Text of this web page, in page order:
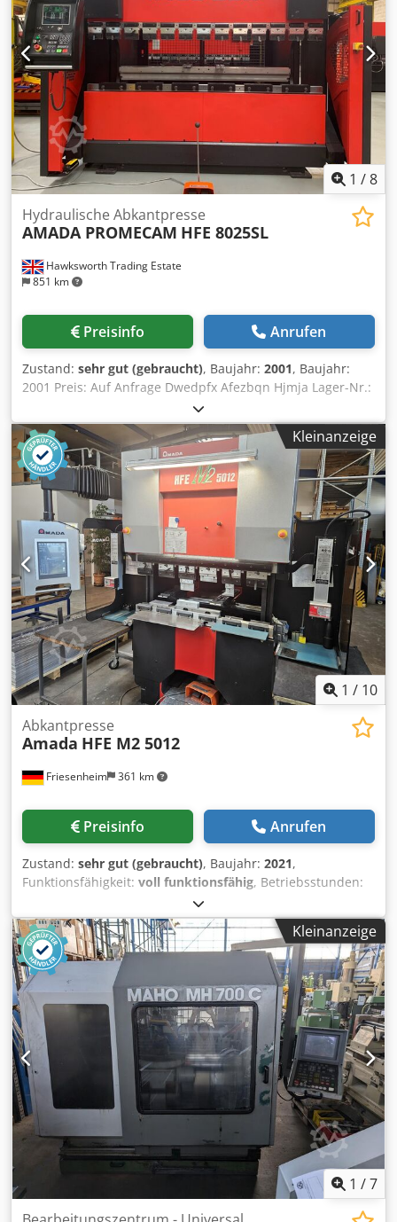
1 /8
Hawksworth Trading Estate
851 km
Hydraulische Abkantpresse
AMADA PROMECAM HFE 8025SL
Preisinfo Anrufen
Zustand: sehr gut (gebraucht), Baujahr: 2001, Baujahr:
2001 Preis: Auf Anfrage Dwedpfx Afezbqn Hjmja Lager-Nr.:
01859 Spezifikation: 7-Achsen CNC 80 Tonnen x 2500 mm
hydraulische Gesenkbiegepresse, Hochgeschwindigkeit,
langer Hub, Modell, Lager-Nr. 02029 Beschreibung: TYP:
Hydraulische Gesenkbiegepresse KAPAZITÄT: 80 Tonnen
STEUERUNG: OP 2000 ACHSENZAHL: Sieben BIEGELÄNGE:
2500 mm LICHTE HÖHE: 620 mm HUB: 350 mm
AUSLADUNG: 420 mm MOTORLEISTUNG: 15 kW
FRONTSCHUTZ: Maschinenmontiert, Erwin Sick
SEITENSCHUTZ: Verriegelt RÜCKWANDSCHUTZ: Verriegelt
SERIENNUMMER: V011137 MAX.
ANNÄHERUNGSGESCHWINDIGKEIT: 200 mm/s MAX.
BIEGEGESCHWINDIGKEIT: 20 mm/s MAX.
RÜCKLAUFGESCHWINDIGKEIT: 200 mm/s
Kleinanzeige
1 / 10
Friesenheim 361 km
Abkantpresse
Amada HFE M2 5012
Preisinfo Anrufen
Zustand: sehr gut (gebraucht), Baujahr: 2021,
Funktionsfähigkeit: voll funktionsfähig, Betriebsstunden:
, Amada HFE M2 5012 Abkantpresse (2021) Hersteller:
Amada Typ: HFE M2 5012 Abkantpresse Zustand:
gebraucht, unter Strom in Produktion Baujahr: 10/2020
Einschaltstunden 6830h Arbeitsstunden: 417h (wird noch
eingesetzt) Presskraft (kN) 500 Pressbalkenlänge (mm) 1270
Durchgang zwischen den Maschinenständern (mm) 1035 1
Hub (mm) 150 Öffnungsweite ohne Stempelhalter (mm)
480 Ausladung (mm) 100 Arbeitshöhe (mm) 920
Arbeitsgeschwindigkeit (mm/sec) 15 Zustellgeschwindigkeit
(mm/sec) 185 Öffnungsgeschwindigkeit (mm/sec) 185
Abmessungen: Länge (mm) 2585 Breite (mm) 2190 Dodey
Twk Hepfx Afmowa Höhe (mm) 2420 Gewicht (kg) 3600
Video verfügbar.
Kleinanzeige
1 /7